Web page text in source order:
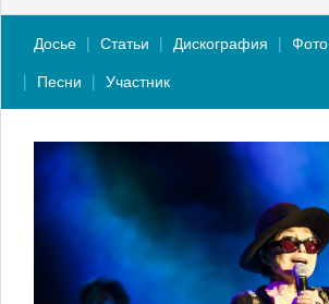
Досье Статьи Дискография Фото
Песни
Участник